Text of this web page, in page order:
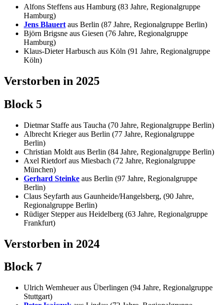
Alfons Steffens aus Hamburg (83 Jahre, Regionalgruppe
Hamburg)
Jens Blauert aus Berlin (87 Jahre, Regionalgruppe Berlin)
Björn Brigsne aus Giesen (76 Jahre, Regionalgruppe
Hamburg)
Klaus-Dieter Harbusch aus Köln (91 Jahre, Regionalgruppe
Köln)
Verstorben in 2025
Block 5
Dietmar Staffe aus Taucha (70 Jahre, Regionalgruppe Berlin)
Albrecht Krieger aus Berlin (77 Jahre, Regionalgruppe
Berlin)
Christian Moldt aus Berlin (84 Jahre, Regionalgruppe Berlin)
Axel Rietdorf aus Miesbach (72 Jahre, Regionalgruppe
München)
Gerhard Steinke aus Berlin (97 Jahre, Regionalgruppe
Berlin)
Claus Seyfarth aus Gaunheide/Hangelsberg, (90 Jahre,
Regionalgruppe Berlin)
Rüdiger Stepper aus Heidelberg (63 Jahre, Regionalgruppe
Frankfurt)
Verstorben in 2024
Block 7
Ulrich Wemheuer aus Überlingen (94 Jahre, Regionalgruppe
Stuttgart)